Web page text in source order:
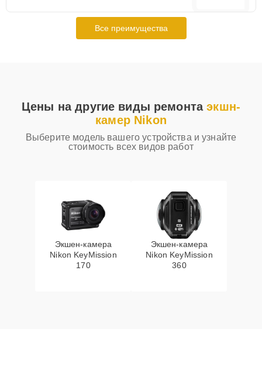
Все преимущества
Цены на другие виды ремонтаэкшн-
камер Nikon
Выберите модель вашего устройства и узнайте
стоимость всех видов работ
Экшен-камера
Nikon KeyMission
170
Экшен-камера
Nikon KeyMission
360